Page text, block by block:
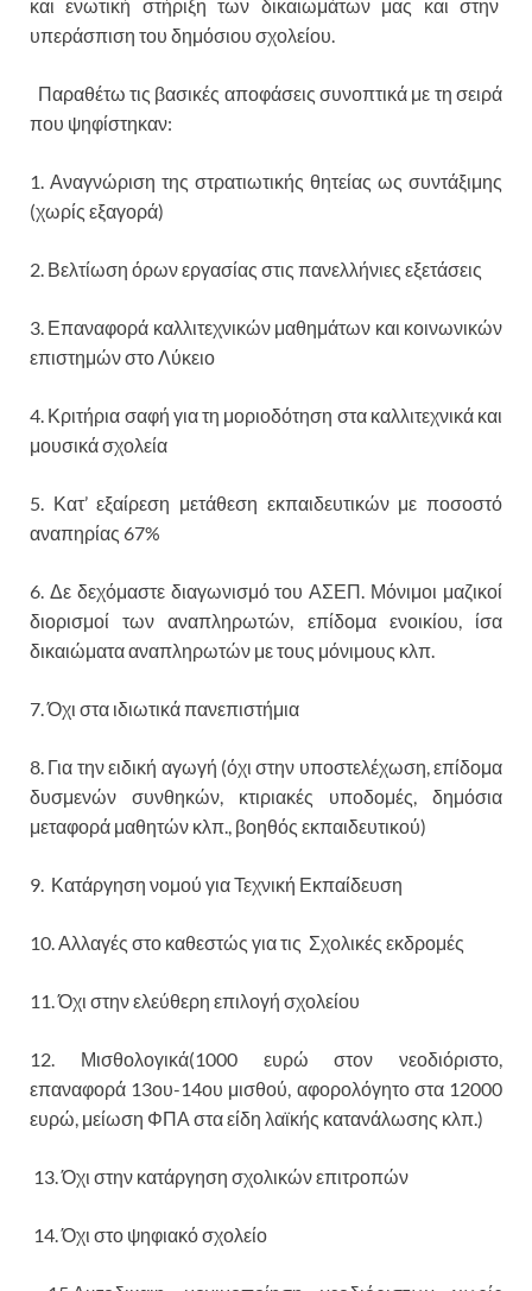
και ενωτική στήριξη των δικαιωμάτων μας και στην
υπεράσπιση του δημόσιου σχολείου.
Παραθέτω τις βασικές αποφάσεις συνοπτικά με τη σειρά
που ψηφίστηκαν:
1. Αναγνώριση της στρατιωτικής θητείας ως συντάξιμης
(χωρίς εξαγορά)
2. Βελτίωση όρων εργασίας στις πανελλήνιες εξετάσεις
3. Επαναφορά καλλιτεχνικών μαθημάτων και κοινωνικών
επιστημών στο Λύκειο
4. Κριτήρια σαφή για τη μοριοδότηση στα καλλιτεχνικά και
μουσικά σχολεία
5. Κατ’ εξαίρεση μετάθεση εκπαιδευτικών με ποσοστό
αναπηρίας 67%
6. Δε δεχόμαστε διαγωνισμό του ΑΣΕΠ. Μόνιμοι μαζικοί
διορισμοί των αναπληρωτών, επίδομα ενοικίου, ίσα
δικαιώματα αναπληρωτών με τους μόνιμους κλπ.
7. Όχι στα ιδιωτικά πανεπιστήμια
8. Για την ειδική αγωγή (όχι στην υποστελέχωση, επίδομα
δυσμενών συνθηκών, κτιριακές υποδομές, δημόσια
μεταφορά μαθητών κλπ., βοηθός εκπαιδευτικού)
9. Κατάργηση νομού για Τεχνική Εκπαίδευση
10. Αλλαγές στο καθεστώς για τις Σχολικές εκδρομές
11. Όχι στην ελεύθερη επιλογή σχολείου
12. Μισθολογικά(1000 ευρώ στον νεοδιόριστο,
επαναφορά 13ου-14ου μισθού, αφορολόγητο στα 12000
ευρώ, μείωση ΦΠΑ στα είδη λαϊκής κατανάλωσης κλπ.)
13. Όχι στην κατάργηση σχολικών επιτροπών
14. Όχι στο ψηφιακό σχολείο